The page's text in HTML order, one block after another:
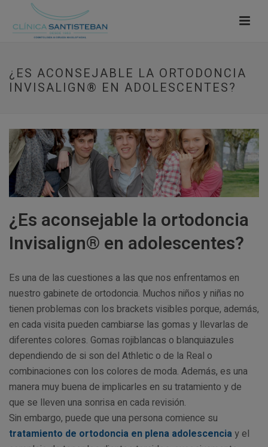
¿ES ACONSEJABLE LA ORTODONCIA
INVISALIGN® EN ADOLESCENTES?
¿Es aconsejable la ortodoncia
Invisalign® en adolescentes?
Es una de las cuestiones a las que nos enfrentamos en
nuestro gabinete de ortodoncia. Muchos niños y niñas no
tienen problemas con los brackets visibles porque, además,
en cada visita pueden cambiarse las gomas y llevarlas de
diferentes colores. Gomas rojiblancas o blanquiazules
dependiendo de si son del Athletic o de la Real o
combinaciones con los colores de moda. Además, es una
manera muy buena de implicarles en su tratamiento y de
que se lleven una sonrisa en cada revisión.
Sin embargo, puede que una persona comience su
tratamiento de ortodoncia en plena adolescencia y el